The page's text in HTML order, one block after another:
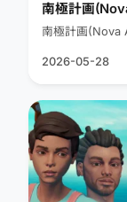
南極計画
南極計画(Nova
2026-05-28